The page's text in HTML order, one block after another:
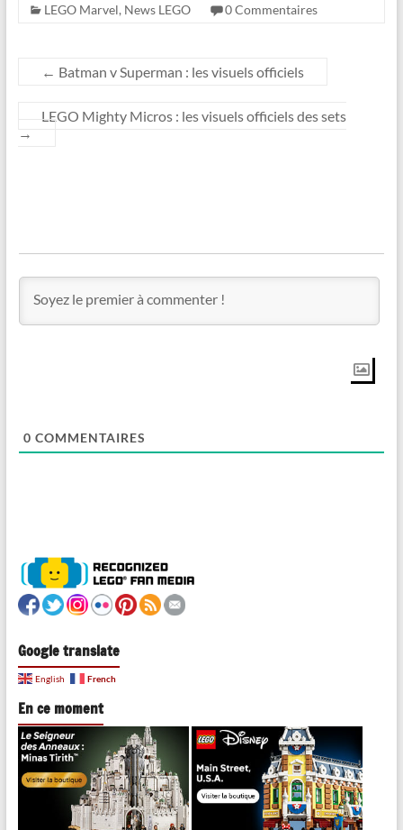
LEGO Marvel, News LEGO 0 Commentaires
← Batman v Superman : les visuels officiels
LEGO Mighty Micros : les visuels officiels des sets
→
0 COMMENTAIRES
Google translate
English French
En ce moment